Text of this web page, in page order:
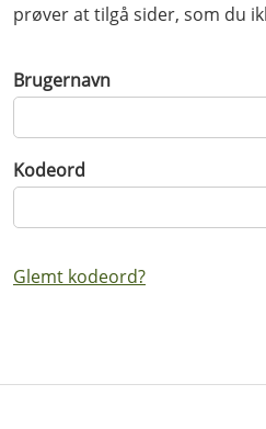
prøver at tilgå sider, som du
Brugernavn
Kodeord
Glemt kodeord?